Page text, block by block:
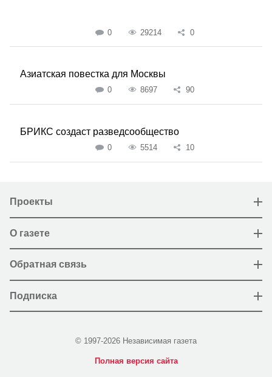
0 29214 0
Азиатская повестка для Москвы
0 8697 90
БРИКС создаст разведсообщество
0 5514 10
Проекты
О газете
Обратная связь
Подписка
© 1997-2026 Независимая газета
Полная версия сайта